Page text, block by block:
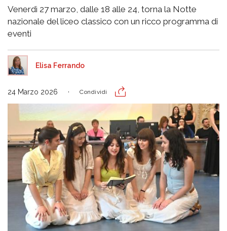
Venerdì 27 marzo, dalle 18 alle 24, torna la Notte
nazionale del liceo classico con un ricco programma di
eventi
Elisa Ferrando
24 Marzo 2026 Condividi